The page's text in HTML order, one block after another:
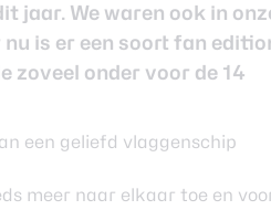
jaar. We waren ook in
is er een soort fan
zoveel onder voor de 14
meer naar elkaar toe en